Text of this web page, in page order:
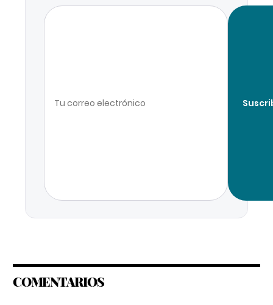
COMENTARIOS